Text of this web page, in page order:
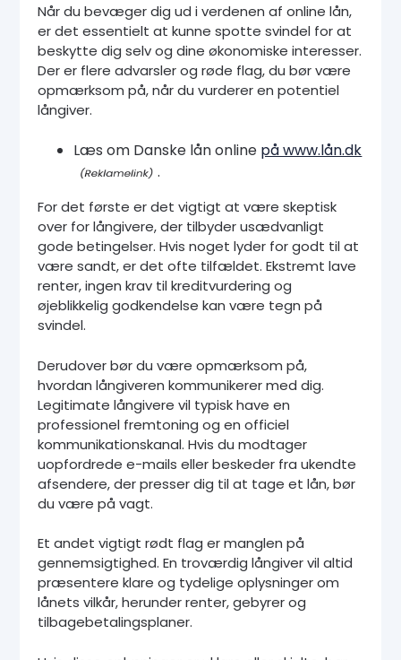
Når du bevæger dig ud i verdenen af online lån,
er det essentielt at kunne spotte svindel for at
beskytte dig selv og dine økonomiske interesser.
Der er flere advarsler og røde flag, du bør være
opmærksom på, når du vurderer en potentiel
långiver.
Læs om Danske lån online på www.lån.dk
.
For det første er det vigtigt at være skeptisk
over for långivere, der tilbyder usædvanligt
gode betingelser. Hvis noget lyder for godt til at
være sandt, er det ofte tilfældet. Ekstremt lave
renter, ingen krav til kreditvurdering og
øjeblikkelig godkendelse kan være tegn på
svindel.
Derudover bør du være opmærksom på,
hvordan långiveren kommunikerer med dig.
Legitimate långivere vil typisk have en
professionel fremtoning og en officiel
kommunikationskanal. Hvis du modtager
uopfordrede e-mails eller beskeder fra ukendte
afsendere, der presser dig til at tage et lån, bør
du være på vagt.
Et andet vigtigt rødt flag er manglen på
gennemsigtighed. En troværdig långiver vil altid
præsentere klare og tydelige oplysninger om
lånets vilkår, herunder renter, gebyrer og
tilbagebetalingsplaner.